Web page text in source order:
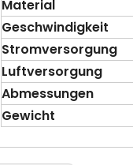
Material
Geschwindigkeit
Stromversorgung
Luftversorgung
Abmessungen
Gewicht